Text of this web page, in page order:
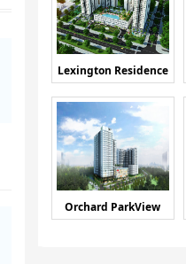
Lexington Residence
Orchard ParkView